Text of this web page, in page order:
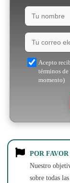
Acepto
términos
momento)
POR
Nuestro
sobre todas